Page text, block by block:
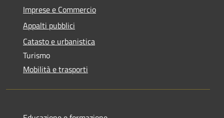
Imprese e Commercio
Appalti pubblici
Catasto e urbanistica
Turismo
Mobilità e trasporti